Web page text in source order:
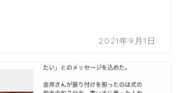
2021年9月1日